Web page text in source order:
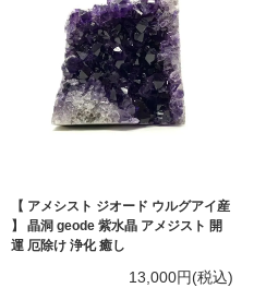
【 アメシスト ジオード ウルグアイ産
】 晶洞 geode 紫水晶 アメジスト 開
運 厄除け 浄化 癒し
13,000円(税込)